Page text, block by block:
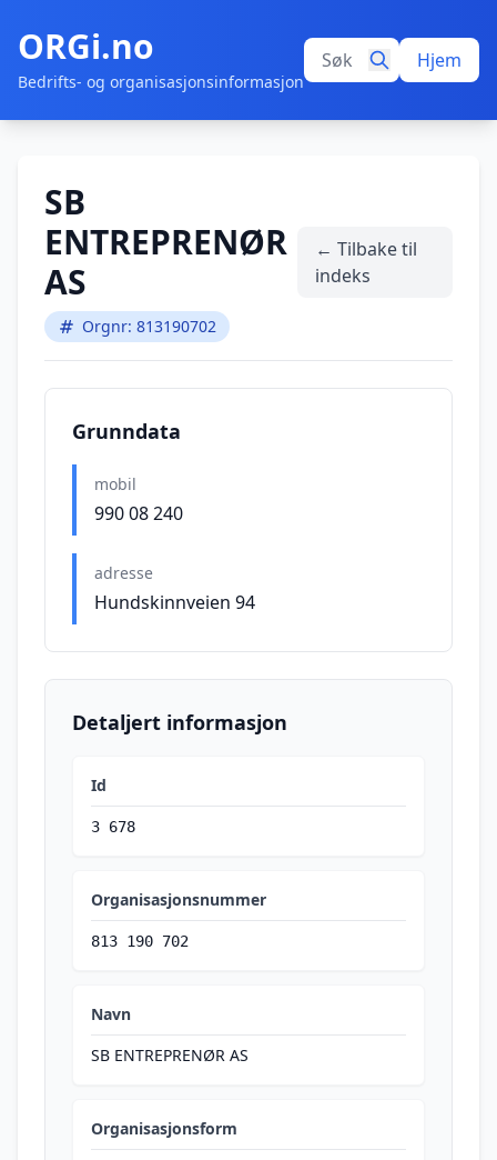
ORGi.no
Bedrifts- og organisasjonsinformasjon
Hjem
SB
ENTREPRENØR
AS
Orgnr: 813190702
← Tilbake til
indeks
Grunndata
mobil
990 08 240
adresse
Hundskinnveien 94
Detaljert informasjon
Id
3 678
Organisasjonsnummer
813 190 702
Navn
SB ENTREPRENØR AS
Organisasjonsform